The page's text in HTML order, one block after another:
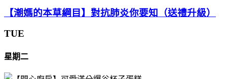
【潮媽的本草綱目】對抗肺炎你要知（送禮升級）
TUE
星期二